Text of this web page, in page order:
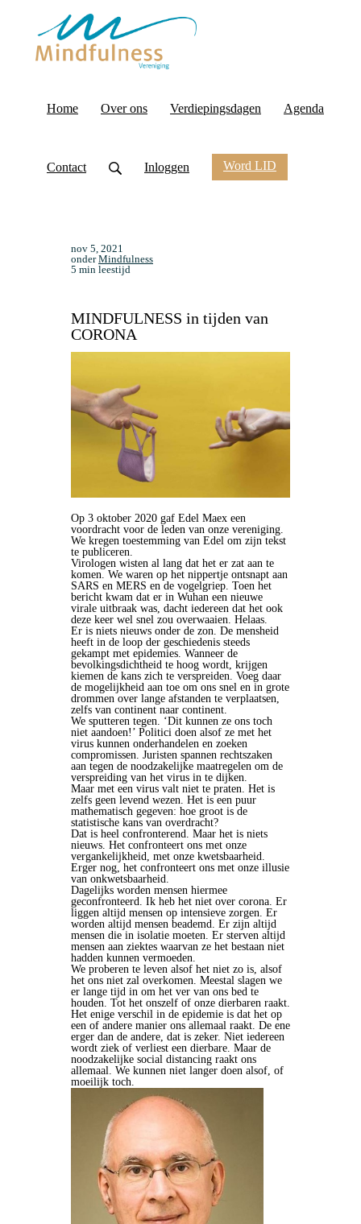
Home Over ons Verdiepingsdagen Agenda
Contact Inloggen Word LID
nov 5, 2021
onderMindfulness
5 min leestijd
MINDFULNESS in tijden van
CORONA
Op 3 oktober 2020 gaf Edel Maex een
voordracht voor de leden van onze vereniging.
We kregen toestemming van Edel om zijn tekst
te publiceren.
Virologen wisten al lang dat het er zat aan te
komen. We waren op het nippertje ontsnapt aan
SARS en MERS en de vogelgriep. Toen het
bericht kwam dat er in Wuhan een nieuwe
virale uitbraak was, dacht iedereen dat het ook
deze keer wel snel zou overwaaien. Helaas.
Er is niets nieuws onder de zon. De mensheid
heeft in de loop der geschiedenis steeds
gekampt met epidemies. Wanneer de
bevolkingsdichtheid te hoog wordt, krijgen
kiemen de kans zich te verspreiden. Voeg daar
de mogelijkheid aan toe om ons snel en in grote
drommen over lange afstanden te verplaatsen,
zelfs van continent naar continent.
We sputteren tegen. ‘Dit kunnen ze ons toch
niet aandoen!’ Politici doen alsof ze met het
virus kunnen onderhandelen en zoeken
compromissen. Juristen spannen rechtszaken
aan tegen de noodzakelijke maatregelen om de
verspreiding van het virus in te dijken.
Maar met een virus valt niet te praten. Het is
zelfs geen levend wezen. Het is een puur
mathematisch gegeven: hoe groot is de
statistische kans van overdracht?
Dat is heel confronterend. Maar het is niets
nieuws. Het confronteert ons met onze
vergankelijkheid, met onze kwetsbaarheid.
Erger nog, het confronteert ons met onze illusie
van onkwetsbaarheid.
Dagelijks worden mensen hiermee
geconfronteerd. Ik heb het niet over corona. Er
liggen altijd mensen op intensieve zorgen. Er
worden altijd mensen beademd. Er zijn altijd
mensen die in isolatie moeten. Er sterven altijd
mensen aan ziektes waarvan ze het bestaan niet
hadden kunnen vermoeden.
We proberen te leven alsof het niet zo is, alsof
het ons niet zal overkomen. Meestal slagen we
er lange tijd in om het ver van ons bed te
houden. Tot het onszelf of onze dierbaren raakt.
Het enige verschil in de epidemie is dat het op
een of andere manier ons allemaal raakt. De ene
erger dan de andere, dat is zeker. Niet iedereen
wordt ziek of verliest een dierbare. Maar de
noodzakelijke social distancing raakt ons
allemaal. We kunnen niet langer doen alsof, of
moeilijk toch.